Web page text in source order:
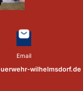
Email
wilhelmsdorf.de